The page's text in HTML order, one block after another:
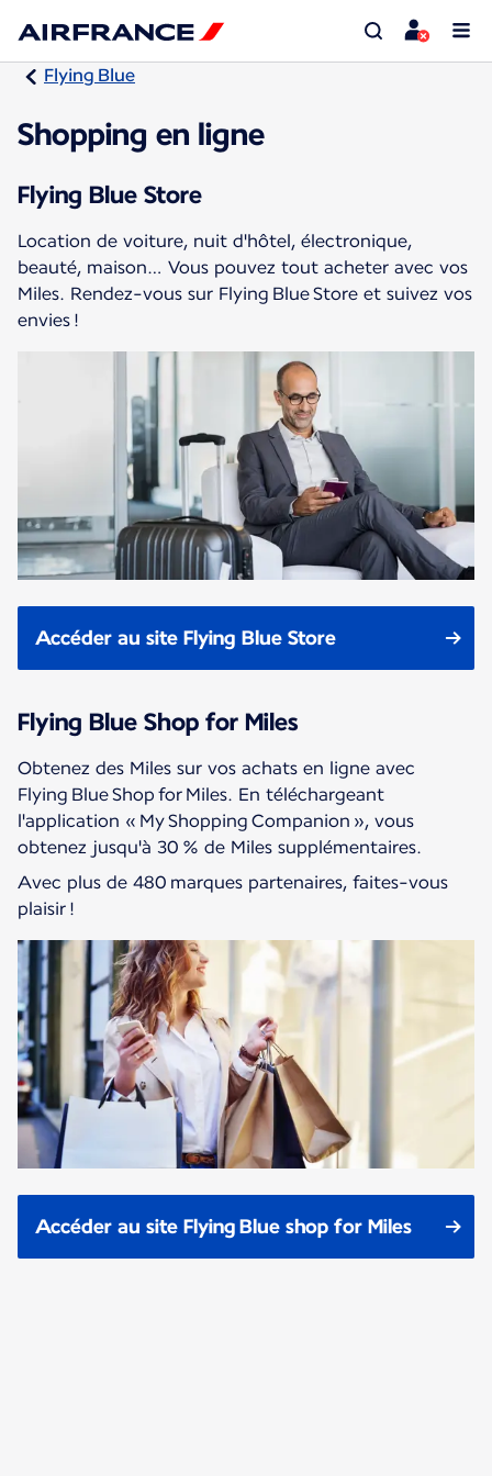
Flying Blue
Shopping en ligne
Flying Blue Store
Location de voiture, nuit d'hôtel, électronique,
beauté, maison… Vous pouvez tout acheter avec vos
Miles. Rendez-vous sur Flying Blue Store et suivez vos
envies !
Accéder au site Flying Blue Store
Flying Blue Shop for Miles
Obtenez des Miles sur vos achats en ligne avec
Flying Blue Shop for Miles. En téléchargeant
l'application « My Shopping Companion », vous
obtenez jusqu'à 30 % de Miles supplémentaires.
Avec plus de 480 marques partenaires, faites-vous
plaisir !
Accéder au site Flying Blue shop for Miles